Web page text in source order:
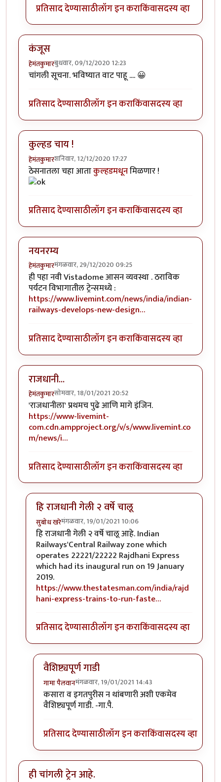
प्रतिसाद देण्यासाठीलॉग इन कराकिंवासदस्य व्हा
कंजूस
हेमंतकुमारबुधवार, 09/12/2020 12:23
चांगली सूचना. भविष्यात वाट पाहू .... 😀
प्रतिसाद देण्यासाठीलॉग इन कराकिंवासदस्य व्हा
कुल्हड चाय !
हेमंतकुमारशनिवार, 12/12/2020 17:27
ठेसनातला चहा आताकुल्हडमधूनमिळणार !
प्रतिसाद देण्यासाठीलॉग इन कराकिंवासदस्य व्हा
नयनरम्य
हेमंतकुमारमंगळवार, 29/12/2020 09:25
ही पहा नवी Vistadome आसन व्यवस्था . ठराविक
पर्यटन विभागातील ट्रेन्समध्ये :
https://www.livemint.com/news/india/indian-
railways-develops-new-design…
प्रतिसाद देण्यासाठीलॉग इन कराकिंवासदस्य व्हा
राजधानी...
हेमंतकुमारसोमवार, 18/01/2021 20:52
'राजधानीला' प्रथमच पुढे आणि मागे इंजिन.
https://www-livemint-
com.cdn.ampproject.org/v/s/www.livemint.co
m/news/i…
प्रतिसाद देण्यासाठीलॉग इन कराकिंवासदस्य व्हा
हि राजधानी गेली २ वर्षे चालू
सुबोध खरेमंगळवार, 19/01/2021 10:06
In reply toराजधानी...byहेमंतकुमार
हि राजधानी गेली २ वर्षे चालू आहे. Indian
Railways'Central Railway zone which
operates 22221/22222 Rajdhani Express
which had its inaugural run on 19 January
2019.
https://www.thestatesman.com/india/rajd
hani-express-trains-to-run-faste…
प्रतिसाद देण्यासाठीलॉग इन कराकिंवासदस्य व्हा
वैशिष्ट्यपूर्ण गाडी
गामा पैलवानमंगळवार, 19/01/2021 14:43
In reply toहि राजधानी गेली २ वर्षे चालूby
कसारा व इगतपुरीस न थांबणारी अशी एकमेव
वैशिष्ट्यपूर्ण गाडी. -गा.पै.
प्रतिसाद देण्यासाठीलॉग इन कराकिंवासदस्य व्हा
ही चांगली ट्रेन आहे.